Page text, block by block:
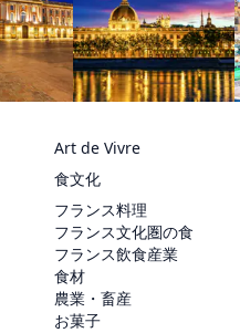
Art de Vivre
食文化
フランス料理
フランス文化圏の食
フランス飲食産業
食材
農業・畜産
お菓子